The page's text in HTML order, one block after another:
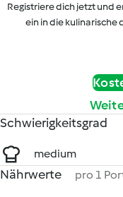
Registriere dich jetzt und
ein in die kulinarische
Schwierigkeitsgrad
medium
Nährwerte pro 1